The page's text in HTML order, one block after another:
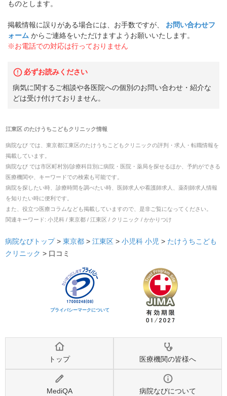
ものとします。
掲載情報に誤りがある場合には、お手数ですが、
お問い合わせフ
ォーム からご連絡をいただけますようお願いいたします。
※お電話での対応は行っておりません
必ずお読みください
病気に関するご相談や各医院への個別のお問い合わせ・紹介な
どは受け付けておりません。
江東区 のたけうちこどもクリニック情報
病院なび では、 東京都江東区のたけうちこどもクリニックの評判・求人・転職情報を
掲載しています。
病院なび では市区町村別/診療科目別に病院・医院・薬局を探せるほか、予約ができる
医療機関や、キーワードでの検索も可能です。
病院を探したい時、診療時間を調べたい時、医師求人や看護師求人、薬剤師求人情報
を知りたい時に便利です。
また、役立つ医療コラムなども掲載していますので、是非ご覧になってください。
関連キーワード: 小児科 / 東京都 / 江東区 / クリニック / かかりつけ
病院なびトップ > 東京都 > 江東区 > 小児科 小児 > たけうちこども
クリニック > 口コミ
プライバシーマークについて
トップ 医療機関の皆様へ
MediQA 病院なびについて